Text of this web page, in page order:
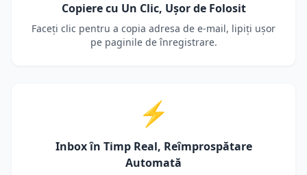
Copiere cu Un Clic, Ușor de Folosit
Faceți clic pentru a copia adresa de e-mail, lipiți ușor
pe paginile de înregistrare.
⚡
Inbox în Timp Real, Reîmprospătare
Automată